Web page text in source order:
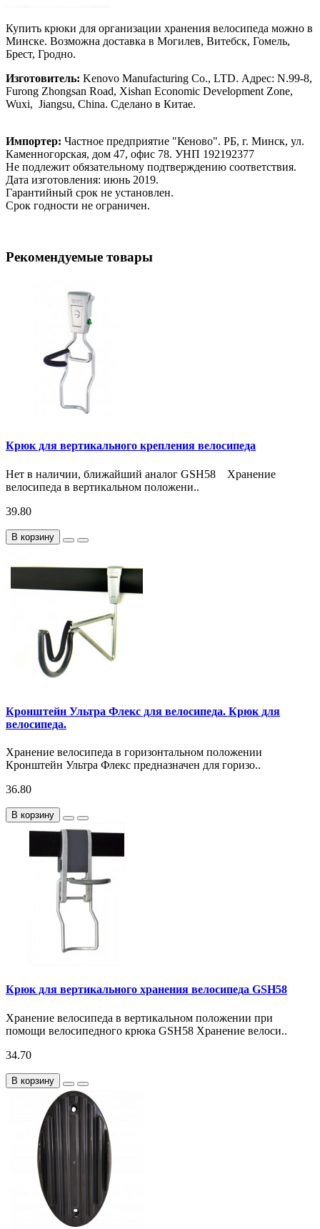
Купить крюки для организации хранения велосипеда можно в
Минске. Возможна доставка в Могилев, Витебск, Гомель,
Брест, Гродно.
Изготовитель: Kenovo Manufacturing Co., LTD. Адрес: N.99-8,
Furong Zhongsan Road, Xishan Economic Development Zone,
Wuxi, Jiangsu, China. Сделано в Китае.
Импортер: Частное предприятие "Кеново". РБ, г. Минск, ул.
Каменногорская, дом 47, офис 78. УНП 192192377
Не подлежит обязательному подтверждению соответствия.
Дата изготовления: июнь 2019.
Гарантийный срок не установлен.
Срок годности не ограничен.
Рекомендуемые товары
Крюк для вертикального крепления велосипеда
Нет в наличии, ближайший аналог GSH58 Хранение
велосипеда в вертикальном положени..
39.80
В корзину
Кронштейн Ультра Флекс для велосипеда. Крюк для
велосипеда.
Хранение велосипеда в горизонтальном положении
Кронштейн Ультра Флекс предназначен для горизо..
36.80
В корзину
Крюк для вертикального хранения велосипеда GSH58
Хранение велосипеда в вертикальном положении при
помощи велосипедного крюка GSH58 Хранение велоси..
34.70
В корзину